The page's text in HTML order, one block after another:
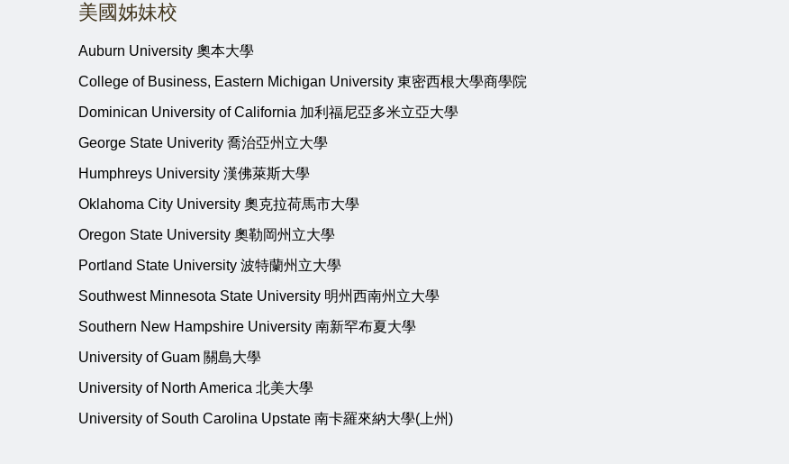
美國姊妹校
Auburn University 奧本大學
College of Business, Eastern Michigan University 東密西根大學商學院
Dominican University of California 加利福尼亞多米立亞大學
George State Univerity 喬治亞州立大學
Humphreys University 漢佛萊斯大學
Oklahoma City University 奧克拉荷馬市大學
Oregon State University 奧勒岡州立大學
Portland State University 波特蘭州立大學
Southwest Minnesota State University 明州西南州立大學
Southern New Hampshire University 南新罕布夏大學
University of Guam 關島大學
University of North America 北美大學
University of South Carolina Upstate 南卡羅來納大學(上州)